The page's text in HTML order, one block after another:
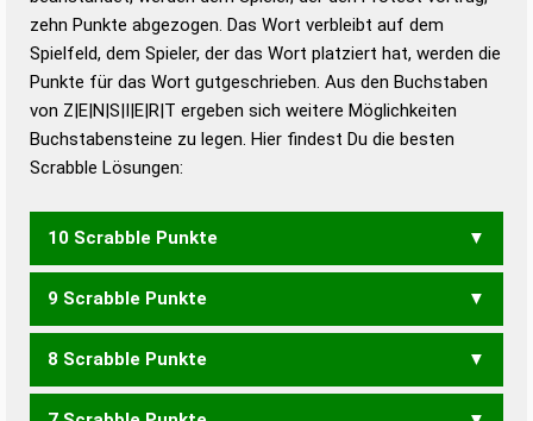
Duden – Richtiges und gutes
Deutsch
Duden – Die deutsche Grammatik
Duden – Deutsches
zehn Punkte abgezogen. Das Wort verbleibt auf dem
Spielfeld, dem Spieler, der das Wort platziert hat, werden die
Punkte für das Wort gutgeschrieben. Aus den Buchstaben
von Z|E|N|S|I|E|R|T ergeben sich weitere Möglichkeiten
Buchstabensteine zu legen. Hier findest Du die besten
Scrabble Lösungen:
10 Scrabble Punkte
ERSITZEN SETZERIN
9 Scrabble Punkte
ERSITZE INZESTE REIZENS
RITZENS
SETZERN SEZIERT SIEZTEN STERZEN STRENZE
8 Scrabble Punkte